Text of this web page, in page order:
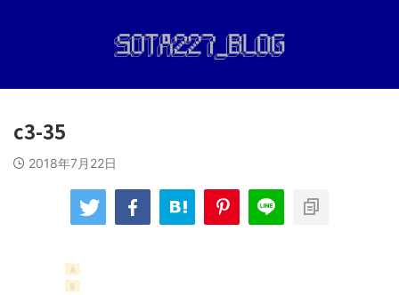
c3-35
2018年7月22日